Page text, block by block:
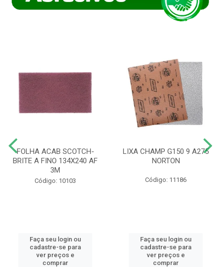
FOLHA ACAB SCOTCH-
BRITE A FINO 134X240 AF
3M
Código: 10103
Faça seu login ou
cadastre-se para
ver preços e
comprar
LIXA CHAMP G150 9 A275
NORTON
Código: 11186
Faça seu login ou
cadastre-se para
ver preços e
comprar